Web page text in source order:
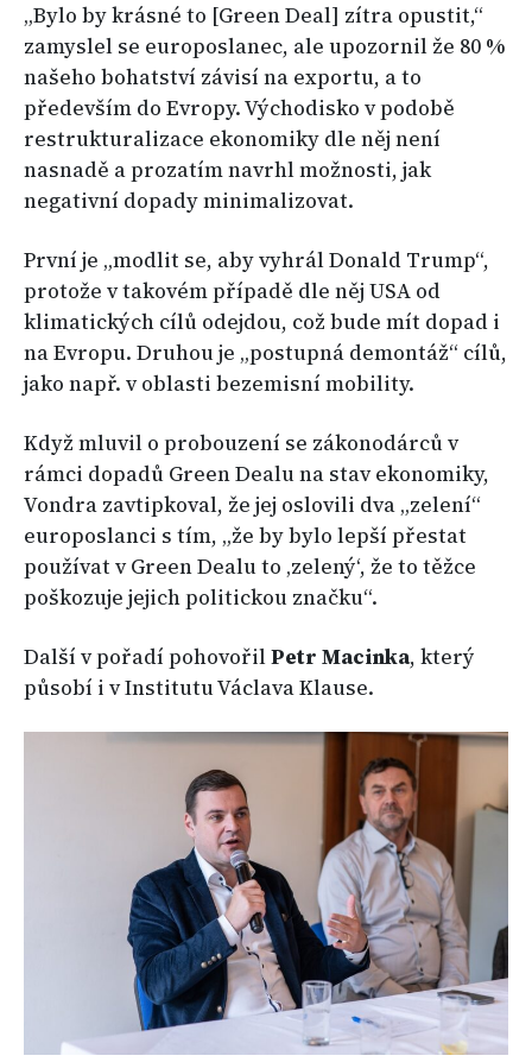
„Bylo by krásné to [Green Deal] zítra opustit,“
zamyslel se europoslanec, ale upozornil že 80 %
našeho bohatství závisí na exportu, a to
především do Evropy. Východisko v podobě
restrukturalizace ekonomiky dle něj není
nasnadě a prozatím navrhl možnosti, jak
negativní dopady minimalizovat.
První je „modlit se, aby vyhrál Donald Trump“,
protože v takovém případě dle něj USA od
klimatických cílů odejdou, což bude mít dopad i
na Evropu. Druhou je „postupná demontáž“ cílů,
jako např. v oblasti bezemisní mobility.
Když mluvil o probouzení se zákonodárců v
rámci dopadů Green Dealu na stav ekonomiky,
Vondra zavtipkoval, že jej oslovili dva „zelení“
europoslanci s tím, „že by bylo lepší přestat
používat v Green Dealu to ‚zelený‘, že to těžce
poškozuje jejich politickou značku“.
Další v pořadí pohovořilPetr Macinka, který
působí i v Institutu Václava Klause.